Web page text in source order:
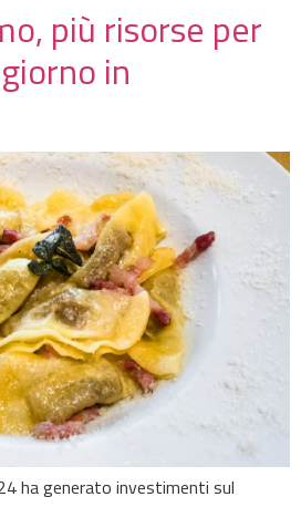
più risorse per
in
ha generato investimenti sul